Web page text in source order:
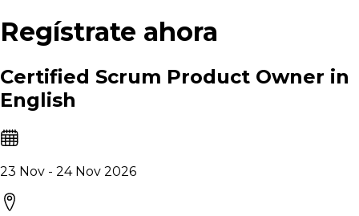
Regístrate ahora
Certified Scrum Product Owner in
English
23 Nov - 24 Nov 2026